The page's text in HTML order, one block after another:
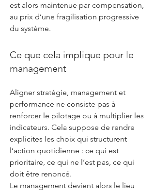
est alors maintenue par compensation,
au prix d’une fragilisation progressive
du système.
Ce que cela implique pour le
management
Aligner stratégie, management et
performance ne consiste pas à
renforcer le pilotage ou à multiplier les
indicateurs. Cela suppose de rendre
explicites les choix qui structurent
l’action quotidienne : ce qui est
prioritaire, ce qui ne l’est pas, ce qui
doit être renoncé.
Le management devient alors le lieu